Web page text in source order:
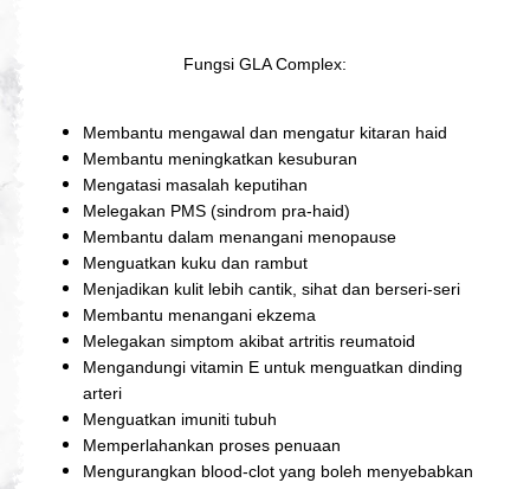
Fungsi GLA Complex:
Membantu mengawal dan mengatur kitaran haid
Membantu meningkatkan kesuburan
Mengatasi masalah keputihan
Melegakan PMS (sindrom pra-haid)
Membantu dalam menangani menopause
Menguatkan kuku dan rambut
Menjadikan kulit lebih cantik, sihat dan berseri-seri
Membantu menangani ekzema
Melegakan simptom akibat artritis reumatoid
Mengandungi vitamin E untuk menguatkan dinding
arteri
Menguatkan imuniti tubuh
Memperlahankan proses penuaan
Mengurangkan blood-clot yang boleh menyebabkan